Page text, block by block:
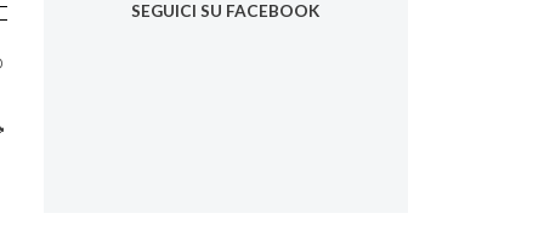
SEGUICI SU FACEBOOK